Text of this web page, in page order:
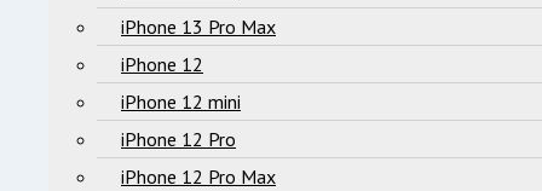
iPhone 13 Pro Max
iPhone 12
iPhone 12 mini
iPhone 12 Pro
iPhone 12 Pro Max